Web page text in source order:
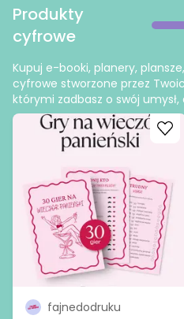
Produkty
cyfrowe
Kupuj e-booki, planery,
cyfrowe stworzone przez
którymi zadbasz o swój umysł,
Go to product
fajnedodruku